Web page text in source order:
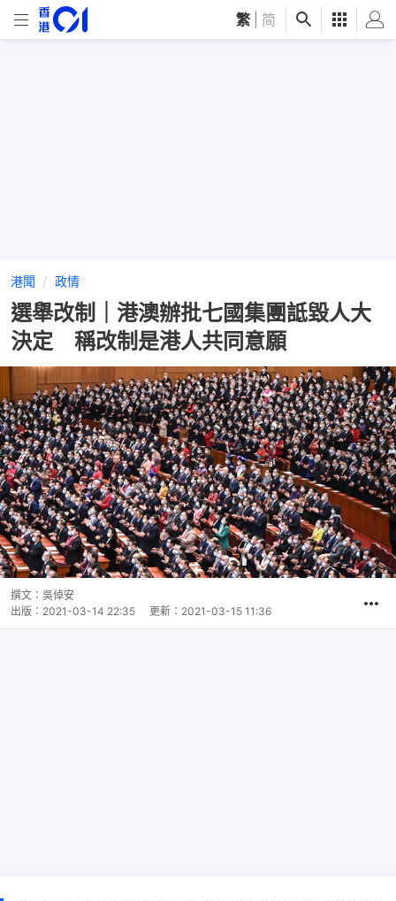
繁 简
港聞 政情
選舉改制｜港澳辦批七國集團詆毀人大
決定 稱改制是港人共同意願
撰文： 吳倬安
出版： 2021-03-14 22:35 更新： 2021-03-15 11:36